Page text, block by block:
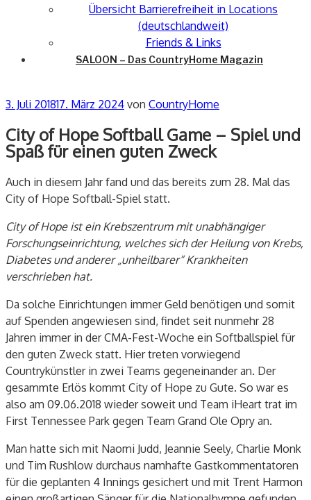
Übersicht Barrierefreiheit in Locations
(deutschlandweit)
Friends & Links
SALOON – Das CountryHome Magazin
Veröffentlicht
3. Juli 201817. März 2024 von CountryHome
City of Hope Softball Game – Spiel und
Spaß für einen guten Zweck
Auch in diesem Jahr fand und das bereits zum 28. Mal das
City of Hope Softball-Spiel statt.
CityofHope ist ein Krebszentrum mit unabhängiger
Forschungseinrichtung, welches sich der Heilung von Krebs,
Diabetes und anderer „unheilbarer“ Krankheiten
verschrieben hat.
Da solche Einrichtungen immer Geld benötigen und somit
auf Spenden angewiesen sind, findet seit nunmehr 28
Jahren immer in der CMA-Fest-Woche ein Softballspiel für
den guten Zweck statt. Hier treten vorwiegend
Countrykünstlerin zwei Teams gegeneinander an. Der
gesammte Erlös kommt City of Hope zu Gute. So war es
also am 09.06.2018 wieder soweit und Team iHeart trat im
First Tennessee Park gegen Team Grand Ole Opry an.
Man hatte sich mit Naomi Judd, Jeannie Seely, Charlie Monk
und Tim Rushlow durchaus namhafte Gastkommentatoren
für die geplanten 4 Innings gesichert und mit Trent Harmon